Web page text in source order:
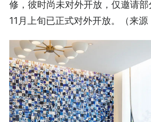
修，彼时尚未对外开放，仅邀请部
11月上旬已正式对外开放。（来源